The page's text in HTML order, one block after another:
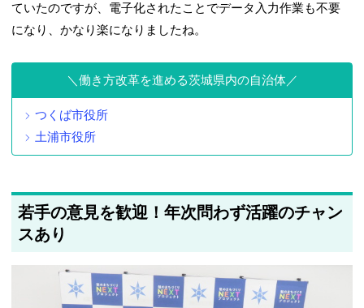
ていたのですが、電子化されたことでデータ入力作業も不要
になり、かなり楽になりましたね。
働き方改革を進める茨城県内の自治体
つくば市役所
土浦市役所
若手の意見を歓迎！年次問わず活躍のチャン
スあり